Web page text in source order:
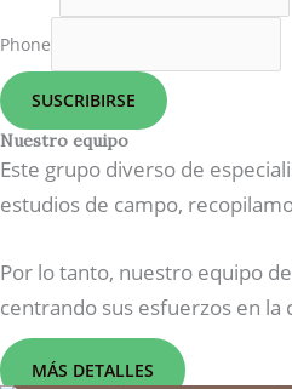
Phone
SUSCRIBIRSE
Nuestro equipo
Este grupo diverso de
estudios de campo,
Por lo tanto, nuestro equipo
centrando sus esfuerzos en
MÁS DETALLES